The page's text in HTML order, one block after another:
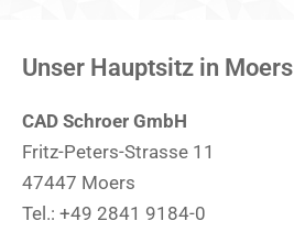
Unser Hauptsitz in Moers
CAD Schroer GmbH
Fritz-Peters-Strasse 11
47447 Moers
Tel.: +49 2841 9184-0